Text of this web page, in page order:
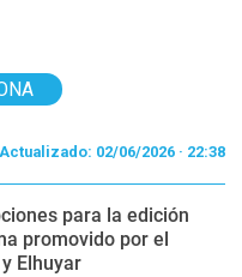
Actualizado: 02/06/2026 · 22:38
para la edición
promovido por el
Elhuyar